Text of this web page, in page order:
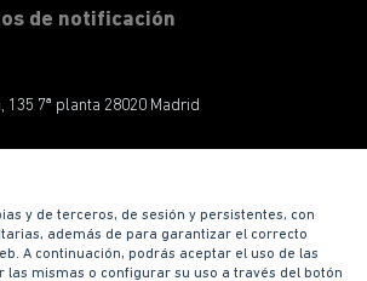
de notificación
135 7ª planta 28020 Madrid
y de terceros, de sesión y persistentes, con
además de para garantizar el correcto
A continuación, podrás aceptar el uso de las
las mismas o configurar su uso a través del botón